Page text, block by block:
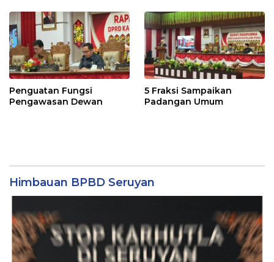
Penguatan Fungsi
Pengawasan Dewan
5 Fraksi Sampaikan
Padangan Umum
Himbauan BPBD Seruyan